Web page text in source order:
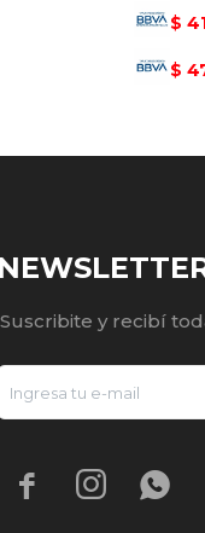
$
$
y recibí
  